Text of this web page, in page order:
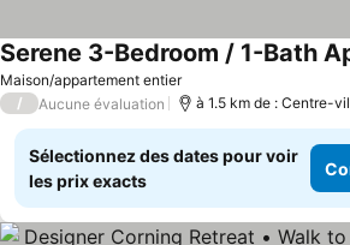
Maison/appartement entier
Consulter les prix
/ Aucune évaluation à 1.5 km de : Centre-
Sélectionnez des dates pour voir
les prix exacts